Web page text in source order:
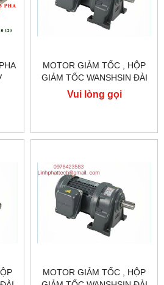
MOTOR GIẢM TỐC , HỘP
GIẢM TỐC WANSHSIN ĐÀI
LOAN GH40-2200-3S /
2.2KW 2200W 3HP
Vui lòng gọi
MOTOR GIẢM TỐC , HỘP